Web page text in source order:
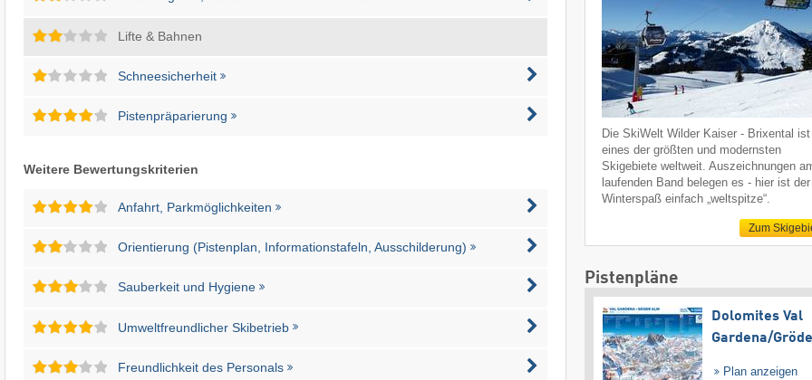
Lifte & Bahnen
Schneesicherheit
Pistenpräparierung
Weitere Bewertungskriterien
Anfahrt, Parkmöglichkeiten
Orientierung (Pistenplan, Informationstafeln, Ausschilderung)
Sauberkeit und Hygiene
Umweltfreundlicher Skibetrieb
Freundlichkeit des Personals
Die SkiWelt Wilder Kaiser - Brixental ist
eines der größten und modernsten
Skigebiete weltweit. Auszeichnungen
laufenden Band belegen es - hier ist der
Winterspaß einfach „weltspitze“.
Zum
Pistenpläne
Dolomites Val
Gardena/​
Plan anzeigen